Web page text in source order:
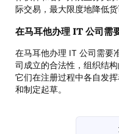
际交易，最大限度地降低货
在马耳他办理 IT 公司需
在马耳他办理 IT 公司需要
司成立的合法性，组织结
它们在注册过程中各自发
和制定起草。